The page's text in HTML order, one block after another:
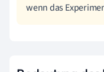
wenn das